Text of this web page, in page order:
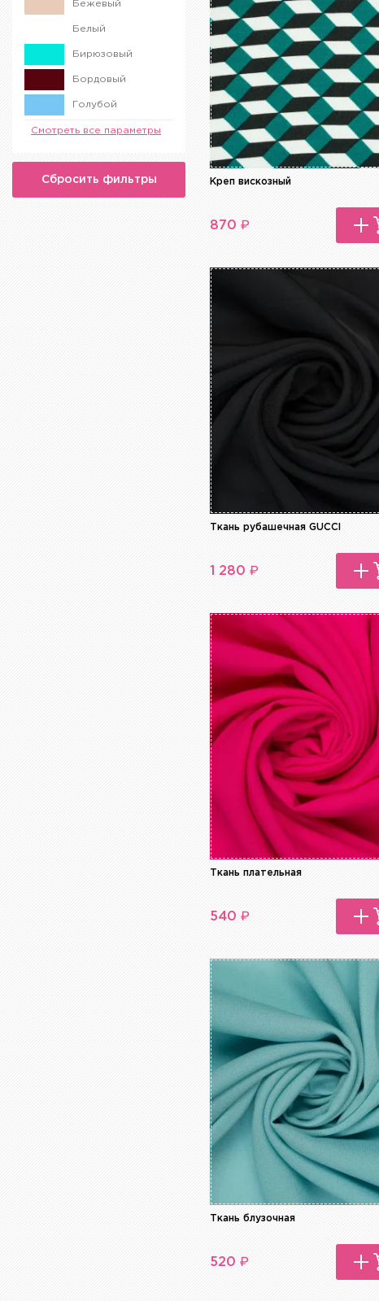
Бежевый
Белый
Бирюзовый
Бордовый
Голубой
Желтый
Золотой
Смотреть все параметры
Сбросить фильтры Креп вискозный
870₽
Ткань рубашечная GUCCI
1 280₽
Ткань плательная
540₽
Ткань блузочная
520₽